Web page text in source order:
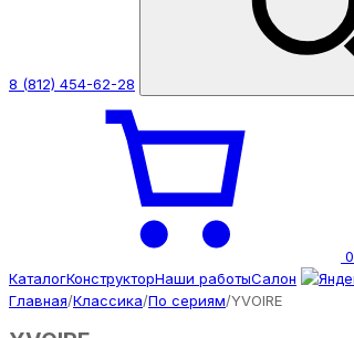
8 (812) 454-62-28
0
КаталогКонструкторНаши работыСалон
Главная/Классика/По сериям/YVOIRE